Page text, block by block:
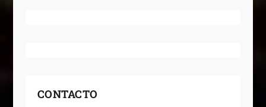
CONTACTO